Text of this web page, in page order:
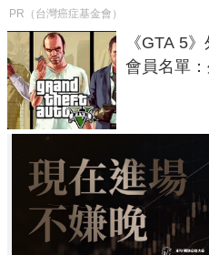
PR（台灣癌症基金會）
《GTA 5
會員名單